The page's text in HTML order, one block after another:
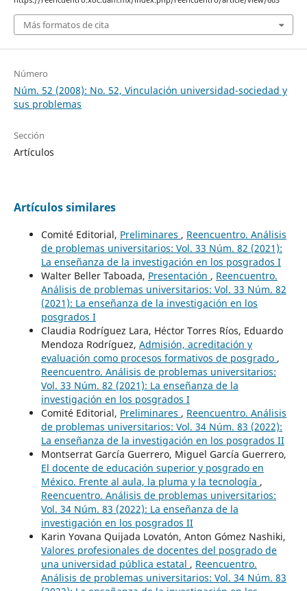
Más formatos de cita
Número
Núm. 52 (2008): No. 52, Vinculación universidad-sociedad y
sus problemas
Sección
Artículos
Artículos similares
Comité Editorial, Preliminares , Reencuentro. Análisis
de problemas universitarios: Vol. 33 Núm. 82 (2021):
La enseñanza de la investigación en los posgrados I
Walter Beller Taboada, Presentación , Reencuentro.
Análisis de problemas universitarios: Vol. 33 Núm. 82
(2021): La enseñanza de la investigación en los
posgrados I
Claudia Rodríguez Lara, Héctor Torres Ríos, Eduardo
Mendoza Rodríguez, Admisión, acreditación y
evaluación como procesos formativos de posgrado ,
Reencuentro. Análisis de problemas universitarios:
Vol. 33 Núm. 82 (2021): La enseñanza de la
investigación en los posgrados I
Comité Editorial, Preliminares , Reencuentro. Análisis
de problemas universitarios: Vol. 34 Núm. 83 (2022):
La enseñanza de la investigación en los posgrados II
Montserrat García Guerrero, Miguel García Guerrero,
El docente de educación superior y posgrado en
México. Frente al aula, la pluma y la tecnología ,
Reencuentro. Análisis de problemas universitarios:
Vol. 34 Núm. 83 (2022): La enseñanza de la
investigación en los posgrados II
Karin Yovana Quijada Lovatón, Anton Gómez Nashiki,
Valores profesionales de docentes del posgrado de
una universidad pública estatal , Reencuentro.
Análisis de problemas universitarios: Vol. 34 Núm. 83